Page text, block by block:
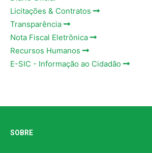
Licitações & Contratos
Transparência
Nota Fiscal Eletrônica
Recursos Humanos
E-SIC - Informação ao Cidadão
SOBRE